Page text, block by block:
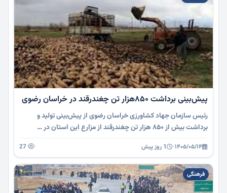
پیش‌بینی برداشت ۸۵۰هزار تن چغندرقند در خراسان رضوی
رئیس سازمان جهاد کشاورزی خراسان رضوی از پیش‌بینی تولید و
برداشت بیش از ۸۵۰ هزار تن چغندرقند از مزارع این استان در …
۱۴۰۵/۰۵/۱۴· 1 روز پیش
فرهنگی